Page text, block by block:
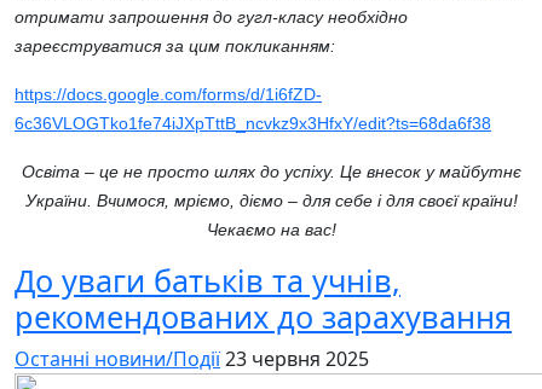
отримати запрошення до гугл-класу необхідно
зареєструватися за цим покликанням:
https://docs.google.com/forms/d/1i6fZD-
6c36VLOGTko1fe74iJXpTttB_ncvkz9x3HfxY/edit?ts=68da6f38
Освіта – це не просто шлях до успіху. Це внесок у майбутнє
України. Вчимося, мріємо, діємо – для себе і для своєї країни!
Чекаємо на вас!
До уваги батьків та учнів,
рекомендованих до зарахування
Останні новини/Події23 червня 2025